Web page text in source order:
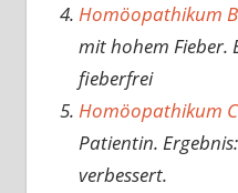
Homöopathikum
mit hohem Fieber.
fieberfrei
Homöopathikum
Patientin.
verbessert.